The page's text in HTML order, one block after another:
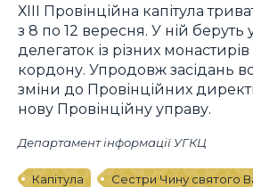
ХІІІ Провінційна капітула
з 8 по 12 вересня. У ній беруть
делегаток із різних
кордону. Упродовж засідань
зміни до Провінційних
нову Провінційну управу.
Департамент інформації УГКЦ
Капітула
Сестри Чину святого